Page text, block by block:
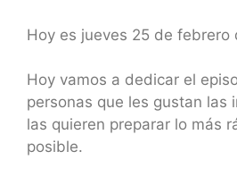
Hoy es jueves 25 de febrero
Hoy vamos a dedicar el
personas que les gustan las
las quieren preparar lo más
posible.